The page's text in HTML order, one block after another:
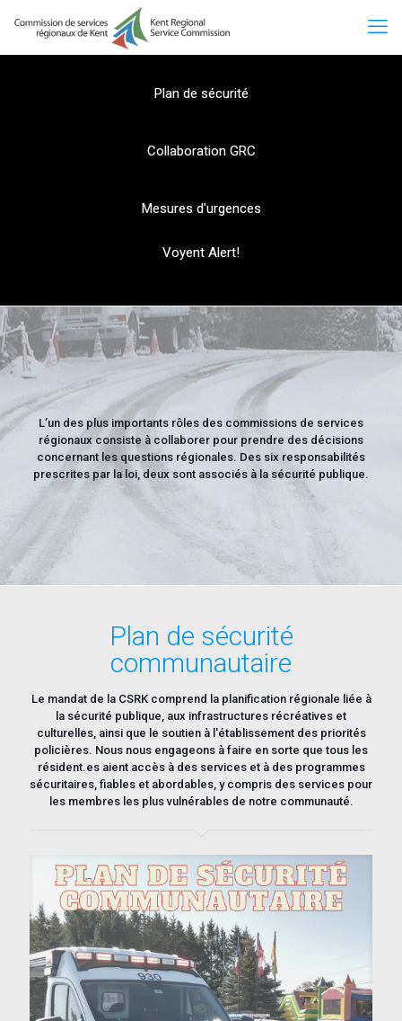
Plan de sécurité
Collaboration GRC
Mesures d'urgences
Voyent Alert!
L’un des plus importants rôles des commissions de services
régionaux consiste à collaborer pour prendre des décisions
concernant les questions régionales. Des six responsabilités
prescrites par la loi, deux sont associés à la sécurité publique.
Plan de sécurité
communautaire
Le mandat de la CSRK comprend la planification régionale liée à
la sécurité publique, aux infrastructures récréatives et
culturelles, ainsi que le soutien à l'établissement des priorités
policières. Nous nous engageons à faire en sorte que tous les
résident.es aient accès à des services et à des programmes
sécuritaires, fiables et abordables, y compris des services pour
les membres les plus vulnérables de notre communauté.